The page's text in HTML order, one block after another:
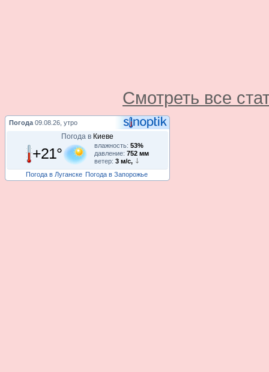
Смотреть все
Погода 09.08.26, утро
Погода в Киеве
+21° влажность: 53%
давление: 752 мм
ветер: 3 м/с,
Погода в Луганске Погода в Запорожье